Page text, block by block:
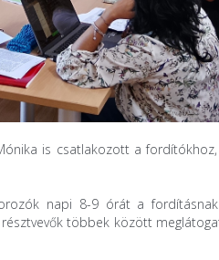
is csatlakozott a
napi 8-9 órát a
többek között